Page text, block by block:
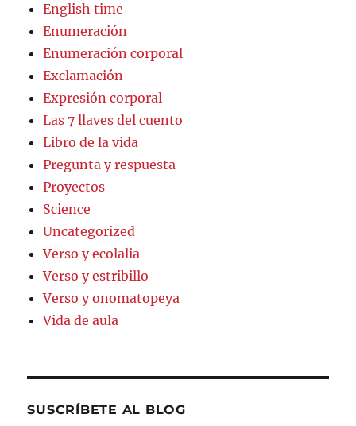
English time
Enumeración
Enumeración corporal
Exclamación
Expresión corporal
Las 7 llaves del cuento
Libro de la vida
Pregunta y respuesta
Proyectos
Science
Uncategorized
Verso y ecolalia
Verso y estribillo
Verso y onomatopeya
Vida de aula
SUSCRÍBETE AL BLOG